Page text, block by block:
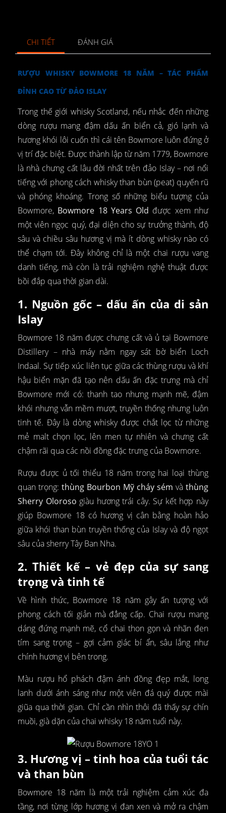
CHI TIẾT ĐÁNH GIÁ
RƯỢU WHISKY BOWMORE 18 NĂM – TÁC PHẨM
ĐỈNH CAO TỪ ĐẢO ISLAY
Trong thế giới whisky Scotland, nếu nhắc đến những
dòng rượu mang đậm dấu ấn biển cả, gió lạnh và
hương khói lôi cuốn thì cái tên Bowmore luôn đứng ở
vị trí đặc biệt. Được thành lập từ năm 1779, Bowmore
là nhà chưng cất lâu đời nhất trên đảo Islay – nơi nổi
tiếng với phong cách whisky than bùn (peat) quyến rũ
và phóng khoáng. Trong số những biểu tượng của
Bowmore, Bowmore 18 Years Old được xem như
một viên ngọc quý, đại diện cho sự trưởng thành, độ
sâu và chiều sâu hương vị mà ít dòng whisky nào có
thể chạm tới. Đây không chỉ là một chai rượu vang
danh tiếng, mà còn là trải nghiệm nghệ thuật được
bồi đắp qua thời gian dài.
1. Nguồn gốc – dấu ấn của di sản
Islay
Bowmore 18 năm được chưng cất và ủ tại Bowmore
Distillery – nhà máy nằm ngay sát bờ biển Loch
Indaal. Sự tiếp xúc liên tục giữa các thùng rượu và khí
hậu biển mặn đã tạo nên dấu ấn đặc trưng mà chỉ
Bowmore mới có: thanh tao nhưng mạnh mẽ, đậm
khói nhưng vẫn mềm mượt, truyền thống nhưng luôn
tinh tế. Đây là dòng whisky được chắt lọc từ những
mẻ malt chọn lọc, lên men tự nhiên và chưng cất
chậm rãi qua các nồi đồng đặc trưng của Bowmore.
Rượu được ủ tối thiểu 18 năm trong hai loại thùng
quan trọng: thùng Bourbon Mỹ cháy sém và thùng
Sherry Oloroso giàu hương trái cây. Sự kết hợp này
giúp Bowmore 18 có hương vị cân bằng hoàn hảo
giữa khói than bùn truyền thống của Islay và độ ngọt
sâu của sherry Tây Ban Nha.
2. Thiết kế – vẻ đẹp của sự sang
trọng và tinh tế
Về hình thức, Bowmore 18 năm gây ấn tượng với
phong cách tối giản mà đẳng cấp. Chai rượu mang
dáng đứng mạnh mẽ, cổ chai thon gọn và nhãn đen
tím sang trọng – gợi cảm giác bí ẩn, sâu lắng như
chính hương vị bên trong.
Màu rượu hổ phách đậm ánh đồng đẹp mắt, long
lanh dưới ánh sáng như một viên đá quý được mài
giũa qua thời gian. Chỉ cần nhìn thôi đã thấy sự chín
muồi, già dặn của chai whisky 18 năm tuổi này.
3. Hương vị – tinh hoa của tuổi tác
và than bùn
Bowmore 18 năm là một trải nghiệm cảm xúc đa
tầng, nơi từng lớp hương vị đan xen và mở ra chậm